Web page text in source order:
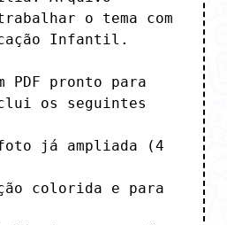
o tema com
Infantil.
PDF pronto para
os seguintes
já ampliada (4
colorida e para